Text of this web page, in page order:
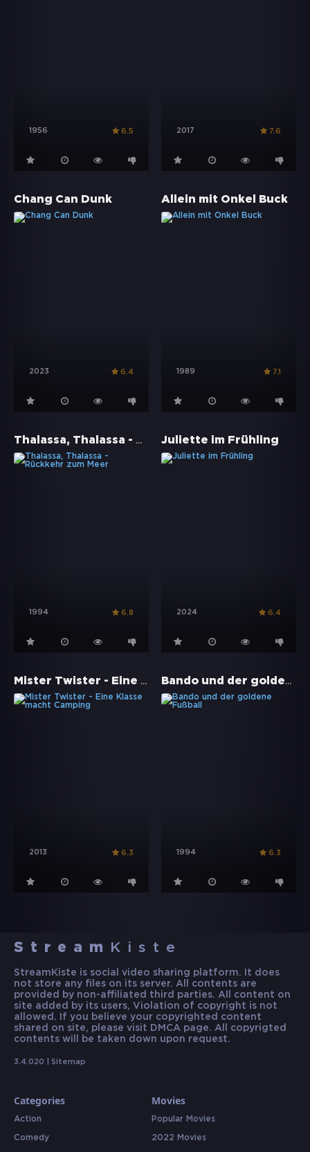
1956 6.5 2017 7.6
Chang Can Dunk
2023 6.4
Allein mit Onkel Buck
1989 7.1
Thalassa, Thalassa - Rückkehr zum Meer
1994 6.8
Juliette im Frühling
2024 6.4
Mister Twister - Eine Klasse macht Camping
2013 6.3
Bando und der goldene Fußball
1994 6.3
Stream Kiste
StreamKiste is social video sharing platform. It does
not store any files on its server. All contents are
provided by non-affiliated third parties. All content on
site added by its users, Violation of copyright is not
allowed. If you believe your copyrighted content
shared on site, please visit DMCA page. All copyrigted
contents will be taken down upon request.
3.4.020 | Sitemap
Categories
Action
Comedy
Movies
Popular Movies
2022 Movies